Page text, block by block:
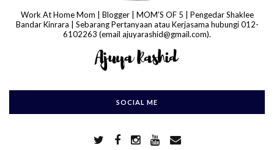
Work At Home Mom | Blogger | MOM'S OF 5 | Pengedar Shaklee
Bandar Kinrara | Sebarang Pertanyaan atau Kerjasama hubungi 012-
6102263 (email ajuyarashid@gmail.com).
SOCIAL ME